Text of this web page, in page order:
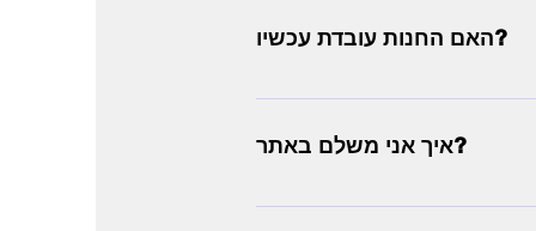
האם החנות עובדת עכשיו?
איך אני משלם באתר?